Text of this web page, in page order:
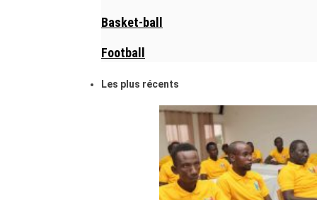
Basket-ball
Football
Les plus récents